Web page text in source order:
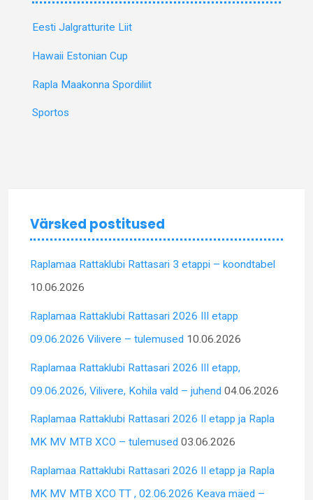
Eesti Jalgratturite Liit
Hawaii Estonian Cup
Rapla Maakonna Spordiliit
Sportos
Värsked postitused
Raplamaa Rattaklubi Rattasari 3 etappi – koondtabel
10.06.2026
Raplamaa Rattaklubi Rattasari 2026 III etapp
09.06.2026 Vilivere – tulemused 10.06.2026
Raplamaa Rattaklubi Rattasari 2026 III etapp,
09.06.2026, Vilivere, Kohila vald – juhend 04.06.2026
Raplamaa Rattaklubi Rattasari 2026 II etapp ja Rapla
MK MV MTB XCO – tulemused 03.06.2026
Raplamaa Rattaklubi Rattasari 2026 II etapp ja Rapla
MK MV MTB XCO TT , 02.06.2026 Keava mäed –